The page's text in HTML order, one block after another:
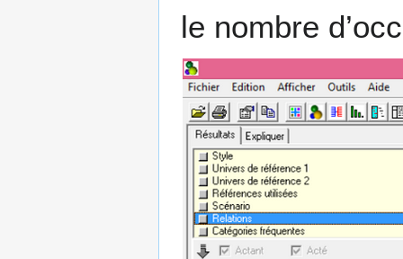
le nombre